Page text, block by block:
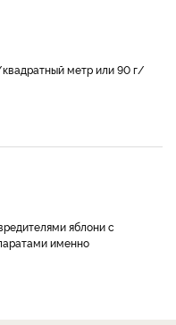
метр или 90 г/
яблони с
именно